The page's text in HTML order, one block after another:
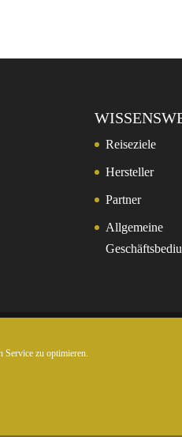
Service zu optimieren.
Reiseziele
Hersteller
Partner
Allgemeine